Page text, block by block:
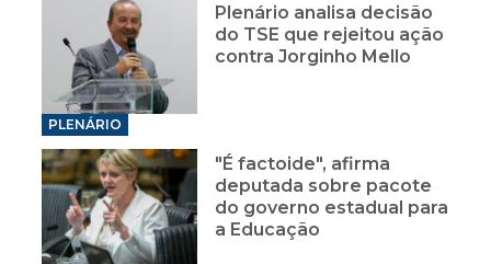
Plenário analisa decisão
do TSE que rejeitou ação
contra Jorginho Mello
PLENÁRIO
"É factoide", afirma
deputada sobre pacote
do governo estadual para
a Educação